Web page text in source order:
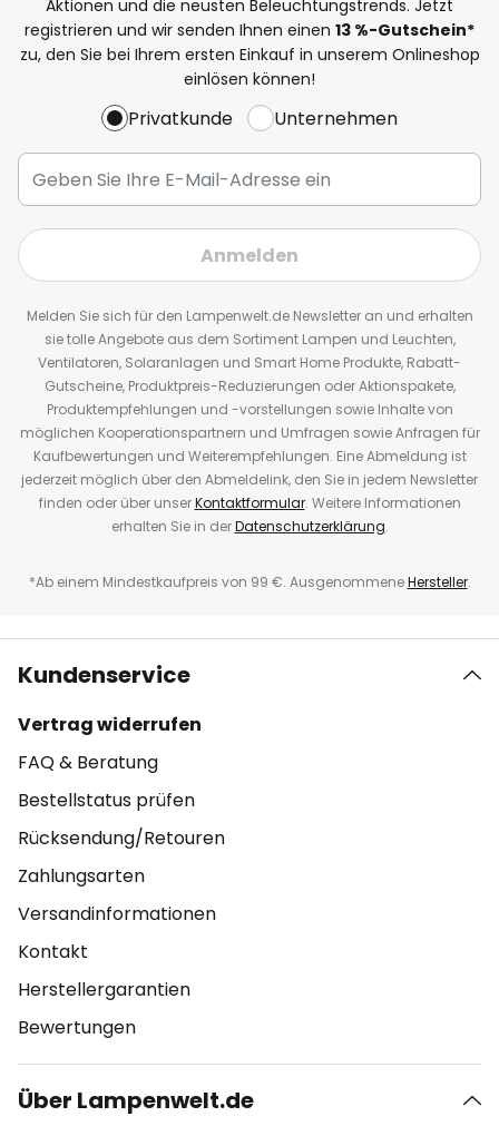
Aktionen und die neusten Beleuchtungstrends. Jetzt
registrieren und wir senden Ihnen einen 13 %-Gutschein*
zu, den Sie bei Ihrem ersten Einkauf in unserem Onlineshop
einlösen können!
Privatkunde Unternehmen
Anmelden
Melden Sie sich für den Lampenwelt.de Newsletter an und erhalten
sie tolle Angebote aus dem Sortiment Lampen und Leuchten,
Ventilatoren, Solaranlagen und Smart Home Produkte, Rabatt-
Gutscheine, Produktpreis-Reduzierungen oder Aktionspakete,
Produktempfehlungen und -vorstellungen sowie Inhalte von
möglichen Kooperationspartnern und Umfragen sowie Anfragen für
Kaufbewertungen und Weiterempfehlungen. Eine Abmeldung ist
jederzeit möglich über den Abmeldelink, den Sie in jedem Newsletter
finden oder über unserKontaktformular. Weitere Informationen
erhalten Sie in derDatenschutzerklärung.
*Ab einem Mindestkaufpreis von 99 €. AusgenommeneHersteller.
Kundenservice
Vertrag widerrufen
FAQ & Beratung
Bestellstatus prüfen
Rücksendung/Retouren
Zahlungsarten
Versandinformationen
Kontakt
Herstellergarantien
Bewertungen
Über Lampenwelt.de